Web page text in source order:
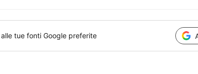
alle tue fonti Google preferite